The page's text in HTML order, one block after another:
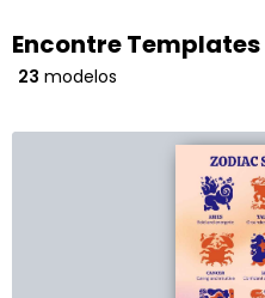
Encontre
23 modelos